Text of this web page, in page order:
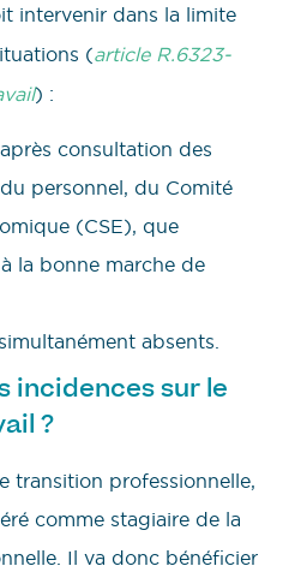
intervenir dans la limite
(article R.6323-
) :
consultation des
personnel, du Comité
(CSE), que
la bonne marche de
absents.
incidences sur le
?
transition professionnelle,
comme stagiaire de la
Il va donc bénéficier